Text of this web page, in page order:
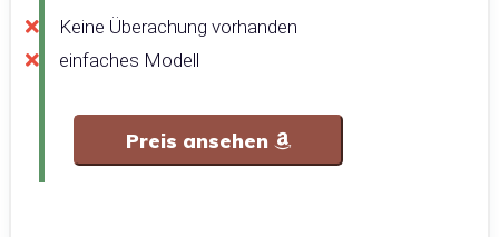
Keine Überachung vorhanden
einfaches Modell
Preis ansehen